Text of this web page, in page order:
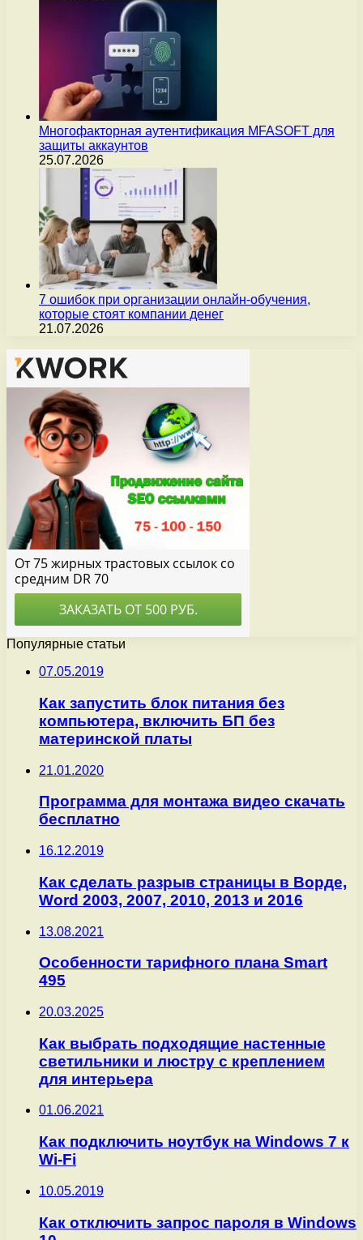
Многофакторная аутентификация MFASOFT для
защиты аккаунтов
25.07.2026
7 ошибок при организации онлайн-обучения,
которые стоят компании денег
21.07.2026
Популярные статьи
07.05.2019
Как запустить блок питания без
компьютера, включить БП без
материнской платы
21.01.2020
Программа для монтажа видео скачать
бесплатно
16.12.2019
Как сделать разрыв страницы в Ворде,
Word 2003, 2007, 2010, 2013 и 2016
13.08.2021
Особенности тарифного плана Smart
495
20.03.2025
Как выбрать подходящие настенные
светильники и люстру с креплением
для интерьера
01.06.2021
Как подключить ноутбук на Windows 7 к
Wi-Fi
10.05.2019
Как отключить запрос пароля в Windows